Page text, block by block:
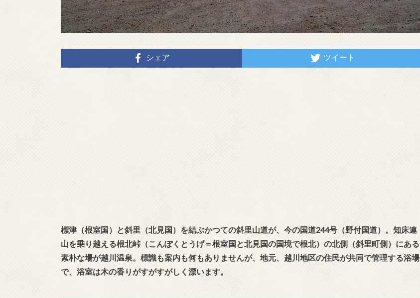
シェア ツイート
標津（根室国）と斜里（北見国）を結ぶかつての斜里山道が、今の国道244号（野付国道）。知床連
山を乗り越える根北峠（こんぽくとうげ＝根室国と北見国の国境で根北）の北側（斜里町側）にある
素朴な場が越川温泉。標識も案内も何もありませんが、地元、越川地区の住民が共同で管理する浴場
で、浴室は木の香りがすがすがしく漂います。